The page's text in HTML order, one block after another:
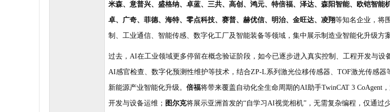
米森、意普兴、盛格纳、卓蓝、三共、高创、鸿元、特倍福、泽达、森阳智能、欧铠智能
卓、广奇、菲德、海特、零点科技、赛普、赫优信、明治、金旺达、凌翔等知名企业，将
制、工业通信、智能传感、数字化工厂及智能装备等领域，集中展示制造业智能化升级方案
过去， AI在工业领域更多停留在概念验证阶段，如今已逐步进入真实控制、工程开发与设
AI感官检查、数字化预测性维护等技术，结合ZP-L系列激光位移传感器、 TOF激光传感器
新能源产业智能化升级。 倍福将带来覆盖自动化全生命周期的AI助手TwinCAT 3 CoAgent
开发与设备运维； 图尔克将展示亚洲首发的“自学习 AI视觉相机” ，无需复杂编程，仅通过